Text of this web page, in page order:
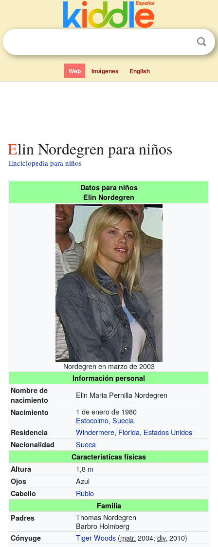
Web Imágenes English
Elin Nordegren para niños
Enciclopedia para niños
Datos para niños
Elin Nordegren
Nordegren en marzo de 2003
Información personal
Nombre de
nacimiento
Elin Maria Pernilla Nordegren
Nacimiento
1 de enero de 1980
Estocolmo,Suecia
Residencia Windermere, Florida, Estados Unidos
Nacionalidad Sueca
Características físicas
Altura
1,8 m
Ojos Azul
Cabello Rubio
Familia
Padres
Thomas Nordegren
Barbro Holmberg
Cónyuge Tiger Woods (matr. 2004;div. 2010)